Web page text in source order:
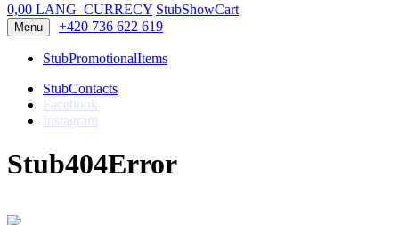
0,00 LANG_CURRECY StubShowCart
Menu +420 736 622 619
StubPromotionalItems
StubContacts
Facebook
Instagram
Stub404Error